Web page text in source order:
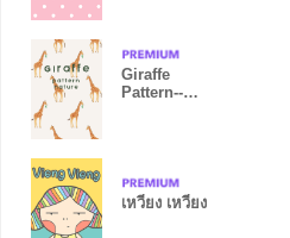
Giraffe
Pattern--
เหวี่ยง เหวี่ยง